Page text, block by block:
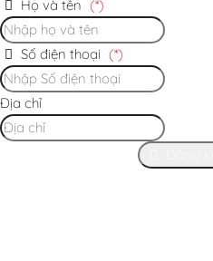
Họ và tên (*)
Số điện thoại (*)
Địa chỉ